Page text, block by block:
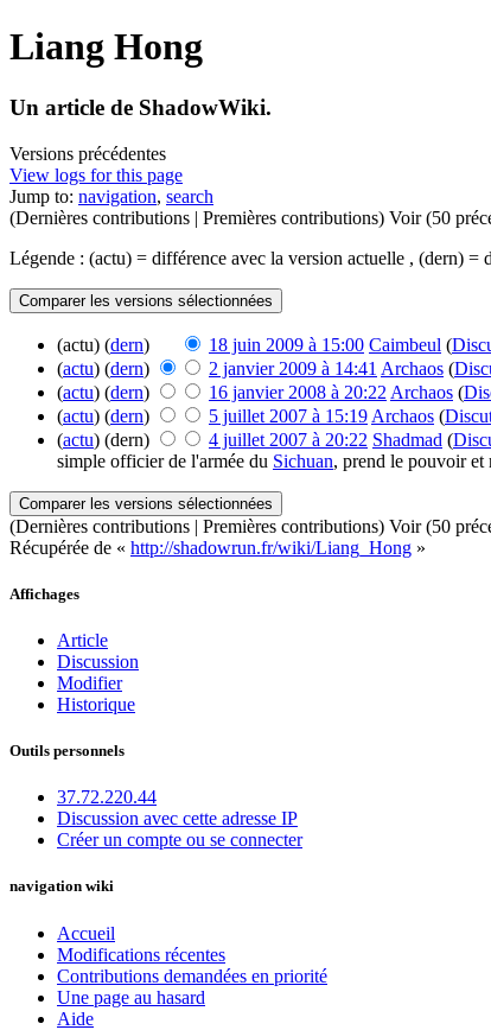
Liang Hong
Un article de ShadowWiki.
Versions précédentes
View logs for this page
Jump to: navigation, search
(Dernières contributions | Premières contributions) Voir (50
Légende : (actu) = différence avec la version actuelle , (dern)
(actu) (dern) 18 juin 2009 à 15:00 Caimbeul (
(actu) (dern) 2 janvier 2009 à 14:41 Archaos (
(actu) (dern) 16 janvier 2008 à 20:22 Archaos (
(actu) (dern) 5 juillet 2007 à 15:19 Archaos (
(actu) (dern) 4 juillet 2007 à 20:22 Shadmad (
simple officier de l'armée du Sichuan, prend le pouvoir et
(Dernières contributions | Premières contributions) Voir (50
Récupérée de « http://shadowrun.fr/wiki/Liang_Hong »
Affichages
Article
Discussion
Modifier
Historique
Outils personnels
37.72.220.44
Discussion avec cette adresse IP
Créer un compte ou se connecter
navigation wiki
Accueil
Modifications récentes
Contributions demandées en priorité
Une page au hasard
Aide